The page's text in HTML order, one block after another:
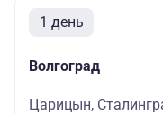
1 день
Волгоград
Царицын,